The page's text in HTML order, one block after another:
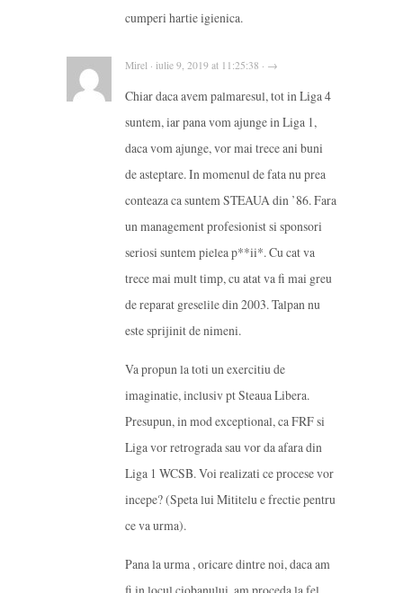
cumperi hartie igienica.
Mirel · iulie 9, 2019 at 11:25:38 · →
Chiar daca avem palmaresul, tot in Liga 4
suntem, iar pana vom ajunge in Liga 1,
daca vom ajunge, vor mai trece ani buni
de asteptare. In momenul de fata nu prea
conteaza ca suntem STEAUA din ’86. Fara
un management profesionist si sponsori
seriosi suntem pielea p**ii*. Cu cat va
trece mai mult timp, cu atat va fi mai greu
de reparat greselile din 2003. Talpan nu
este sprijinit de nimeni.
Va propun la toti un exercitiu de
imaginatie, inclusiv pt Steaua Libera.
Presupun, in mod exceptional, ca FRF si
Liga vor retrograda sau vor da afara din
Liga 1 WCSB. Voi realizati ce procese vor
incepe? (Speta lui Mititelu e frectie pentru
ce va urma).
Pana la urma , oricare dintre noi, daca am
fi in locul ciobanului, am proceda la fel.